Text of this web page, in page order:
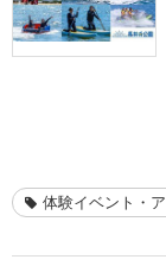
体験イベント・